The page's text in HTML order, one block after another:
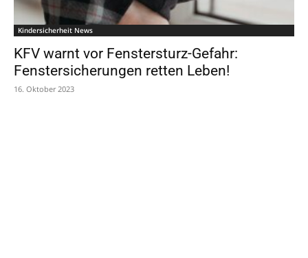
Kindersicherheit News
KFV warnt vor Fenstersturz-Gefahr:
Fenstersicherungen retten Leben!
16. Oktober 2023